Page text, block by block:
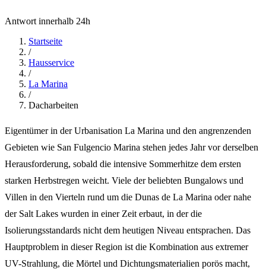
Antwort innerhalb 24h
Startseite
/
Hausservice
/
La Marina
/
Dacharbeiten
Eigentümer in der Urbanisation La Marina und den angrenzenden
Gebieten wie San Fulgencio Marina stehen jedes Jahr vor derselben
Herausforderung, sobald die intensive Sommerhitze dem ersten
starken Herbstregen weicht. Viele der beliebten Bungalows und
Villen in den Vierteln rund um die Dunas de La Marina oder nahe
der Salt Lakes wurden in einer Zeit erbaut, in der die
Isolierungsstandards nicht dem heutigen Niveau entsprachen. Das
Hauptproblem in dieser Region ist die Kombination aus extremer
UV-Strahlung, die Mörtel und Dichtungsmaterialien porös macht,